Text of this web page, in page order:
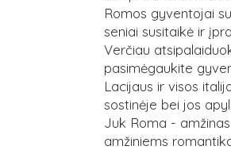
Romos gyventojai
seniai susitaikė ir
Verčiau
pasimėgaukite
Lacijaus ir visos
sostinėje bei jos
Juk Roma -
amžiniems